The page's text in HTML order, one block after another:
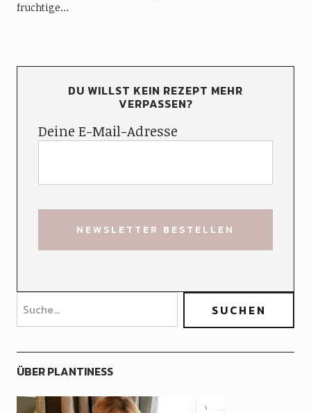
fruchtige…
DU WILLST KEIN REZEPT MEHR
VERPASSEN?
Deine E-Mail-Adresse
ÜBER PLANTINESS